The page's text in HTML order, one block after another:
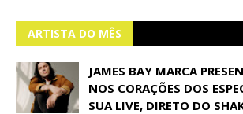
ARTISTA DO MÊS
JAMES BAY MARCA
NOS CORAÇÕES DOS
SUA LIVE, DIRETO DO